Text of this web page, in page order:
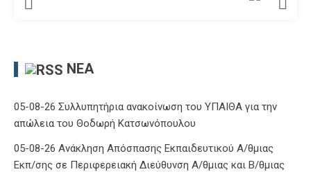
ΝΈΑ
05-08-26 Συλλυπητήρια ανακοίνωση του ΥΠΑΙΘΑ για την
απώλεια του Θοδωρή Κατσωνόπουλου
05-08-26 Ανάκληση Απόσπασης Εκπαιδευτικού Α/θμιας
Εκπ/σης σε Περιφερειακή Διεύθυνση Α/θμιας και Β/θμιας